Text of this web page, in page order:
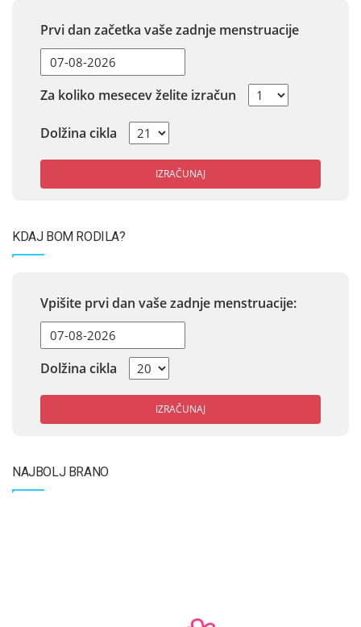
Prvi dan začetka vaše zadnje menstruacije
Za koliko mesecev želite izračun
Dolžina cikla
IZRAČUNAJ
KDAJ BOM RODILA?
Vpišite prvi dan vaše zadnje menstruacije:
Dolžina cikla
IZRAČUNAJ
NAJBOLJ BRANO